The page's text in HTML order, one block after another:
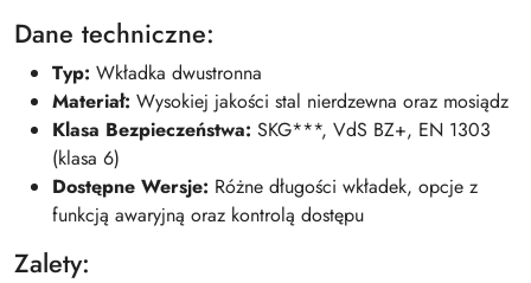
Dane techniczne:
Typ: Wkładka dwustronna
Materiał: Wysokiej jakości stal nierdzewna oraz mosiądz
Klasa Bezpieczeństwa: SKG***, VdS BZ+, EN 1303
(klasa 6)
Dostępne Wersje: Różne długości wkładek, opcje z
funkcją awaryjną oraz kontrolą dostępu
Zalety: